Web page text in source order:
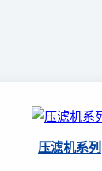
压滤机系列